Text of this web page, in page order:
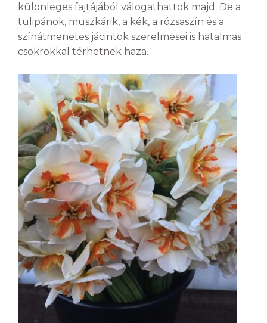
különleges fajtájából válogathattok majd. De a
tulipánok, muszkárik, a kék, a rózsaszín és a
színátmenetes jácintok szerelmesei is hatalmas
csokrokkal térhetnek haza.